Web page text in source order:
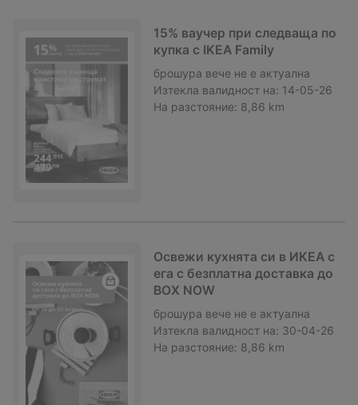
15% ваучер при следваща по
купка с IKEA Family
брошура вече не е актуална
Изтекла валидност на: 14-05-26
На разстояние: 8,86 km
Освежи кухнята си в ИКЕА с
ега с безплатна доставка до
BOX NOW
брошура вече не е актуална
Изтекла валидност на: 30-04-26
На разстояние: 8,86 km